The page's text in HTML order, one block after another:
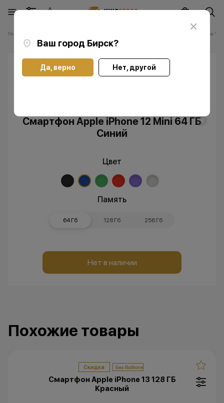
Ваш город Бирск?
Да, верно Нет, другой
Главная Смартфоны Apple iPhone 12
Смартфон Apple iPhone 12 Mini 64 ГБ
Синий
Цвет
Память
64 Гб 128 Гб 256 Гб
Нет в наличии
Похожие товары
Скидка
Смартфон Apple iPhone 13 128 ГБ
Красный